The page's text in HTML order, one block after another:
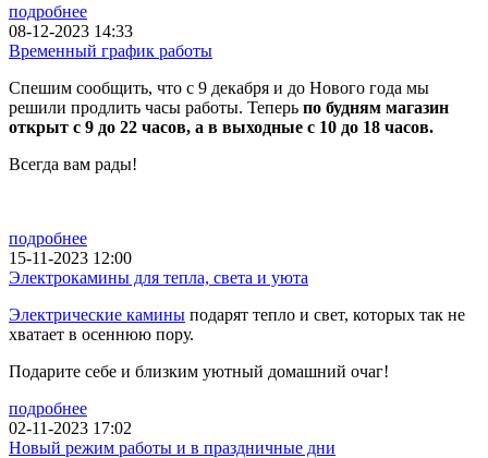
подробнее
08-12-2023 14:33
Временный график работы
Спешим сообщить, что с 9 декабря и до Нового года мы
решили продлить часы работы. Теперь по будням магазин
открыт с 9 до 22 часов, а в выходные с 10 до 18 часов.
Всегда вам рады!
подробнее
15-11-2023 12:00
Электрокамины для тепла, света и уюта
Электрические камины подарят тепло и свет, которых так не
хватает в осеннюю пору.
Подарите себе и близким уютный домашний очаг!
подробнее
02-11-2023 17:02
Новый режим работы и в праздничные дни